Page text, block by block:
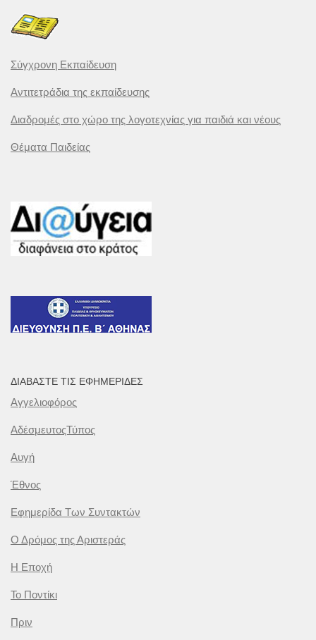
Σύγχρονη Εκπαίδευση
Αντιτετράδια της εκπαίδευσης
Διαδρομές στο χώρο της λογοτεχνίας για παιδιά και νέους
Θέματα Παιδείας
ΔΙΑΒΆΣΤΕ ΤΙΣ ΕΦΗΜΕΡΊΔΕΣ
Αγγελιοφόρος
ΑδέσμευτοςΤύπος
Αυγή
Έθνος
Εφημερίδα Των Συντακτών
Ο Δρόμος της Αριστεράς
Η Εποχή
Το Ποντίκι
Πριν